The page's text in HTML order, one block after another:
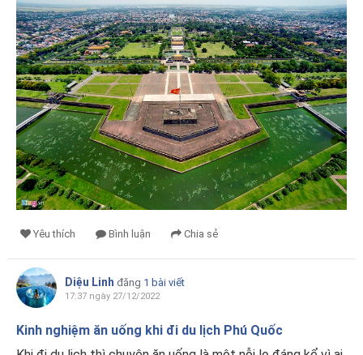
Yêu thích Bình luận Chia sẻ
Diệu Linh đăng 1 bài viết
17:37 ngày 27/12/2022
Kinh nghiệm ăn uống khi đi du lịch Phú Quốc